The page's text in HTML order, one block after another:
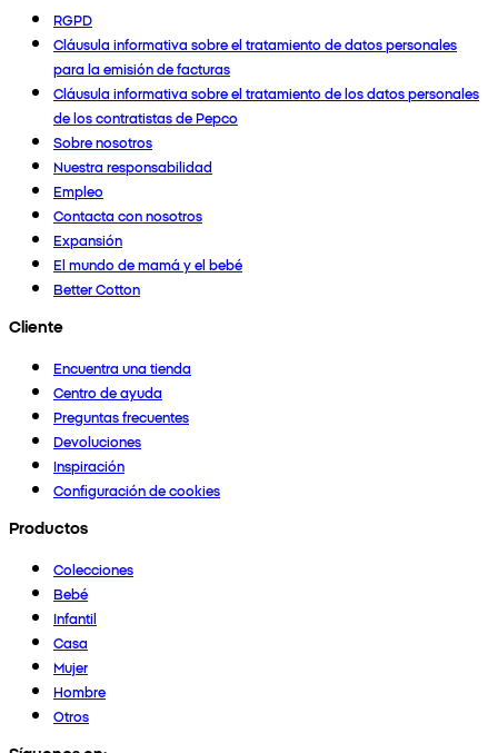
RGPD
Cláusula informativa sobre el tratamiento de datos personales
para la emisión de facturas
Cláusula informativa sobre el tratamiento de los datos personales
de los contratistas de Pepco
Sobre nosotros
Nuestra responsabilidad
Empleo
Contacta con nosotros
Expansión
El mundo de mamá y el bebé
Better Cotton
Cliente
Encuentra una tienda
Centro de ayuda
Preguntas frecuentes
Devoluciones
Inspiración
Configuración de cookies
Productos
Colecciones
Bebé
Infantil
Casa
Mujer
Hombre
Otros